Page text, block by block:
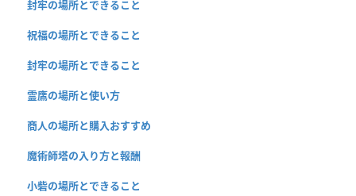
封牢の場所とできること
祝福の場所とできること
封牢の場所とできること
霊鷹の場所と使い方
商人の場所と購入おすすめ
魔術師塔の入り方と報酬
小砦の場所とできること